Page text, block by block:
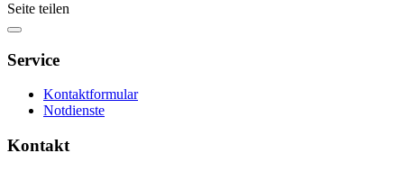
Seite teilen
Service
Kontaktformular
Notdienste
Kontakt